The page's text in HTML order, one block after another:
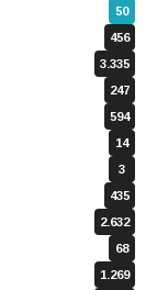
50
456
3.335
247
594
14
3
435
2.632
68
1.269